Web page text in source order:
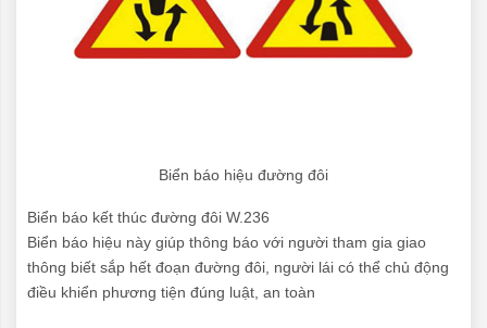
Biển báo hiệu đường đôi
Biển báo kết thúc đường đôi W.236
Biển báo hiệu này giúp thông báo với người tham gia giao
thông biết sắp hết đoạn đường đôi, người lái có thể chủ động
điều khiển phương tiện đúng luật, an toàn